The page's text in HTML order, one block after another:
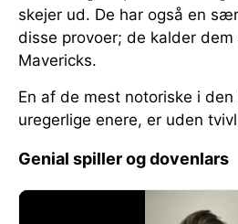
skejer ud. De har også en
disse provoer; de kalder
Mavericks.
En af de mest notoriske i
uregerlige enere, er uden
Genial spiller og dovenlars